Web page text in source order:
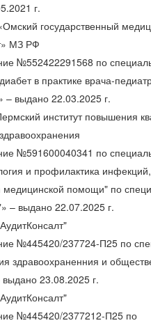
г.
государственный
МЗ РФ
№552422291568 по
в практике врача-
– выдано 22.03.2025 г.
институт повышения
№591600040341 по
и профилактика
медицинской помощи" по
– выдано 22.07.2025 г.
№445420/237724-П25 по
здравоохраненния и
выдано 23.08.2025 г.
№445420/2377212-П25 по